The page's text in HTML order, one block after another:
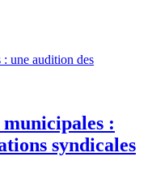
municipales :
syndicales